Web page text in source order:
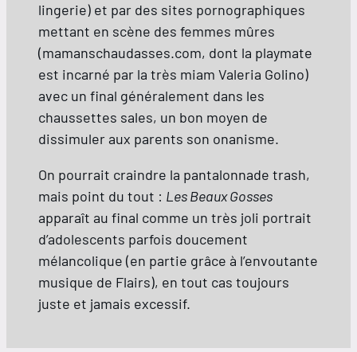
lingerie) et par des sites pornographiques
mettant en scène des femmes mûres
(mamanschaudasses.com, dont la playmate
est incarné par la très miam Valeria Golino)
avec un final généralement dans les
chaussettes sales, un bon moyen de
dissimuler aux parents son onanisme.
On pourrait craindre la pantalonnade trash,
mais point du tout : Les Beaux Gosses
apparaît au final comme un très joli portrait
d’adolescents parfois doucement
mélancolique (en partie grâce à l’envoutante
musique de Flairs), en tout cas toujours
juste et jamais excessif.